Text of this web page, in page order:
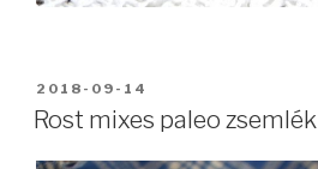
BEKÜLDVE:
2018-09-14
Rost mixes paleo zsemlék